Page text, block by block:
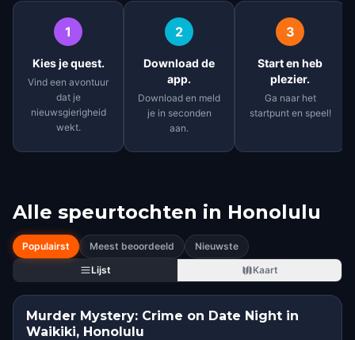
1
Kies je quest.
Vind een avontuur
dat je
nieuwsgierigheid
wekt.
2
Download de
app.
Download en meld
je in seconden
aan.
3
Start en heb
plezier.
Ga naar het
startpunt en speel!
Alle speurtochten in Honolulu
Populairst Meest beoordeeld
Nieuwste
Lijst
Kaart
Murder Mystery: Crime on Date Night in
Waikiki, Honolulu